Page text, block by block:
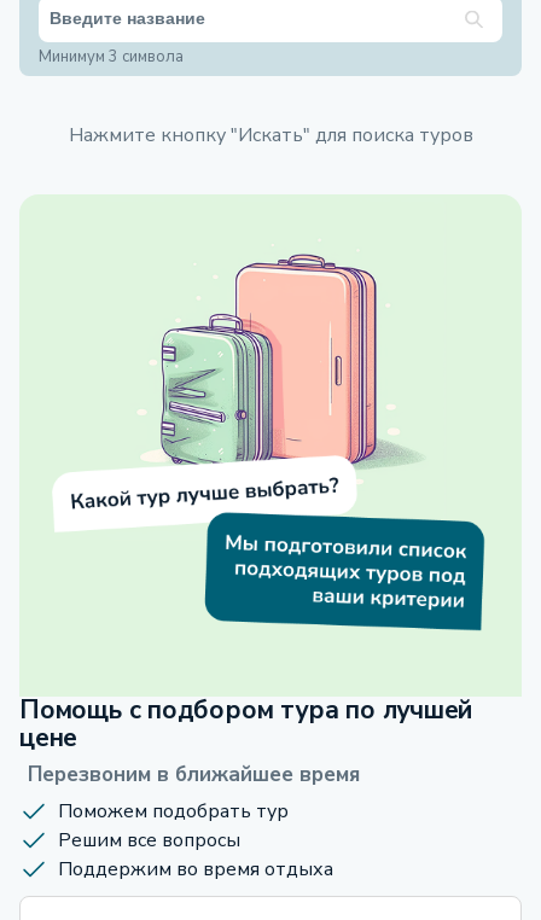
Минимум 3 символа
Нажмите кнопку "Искать" для поиска туров
Помощь с подбором тура по лучшей
цене
Перезвоним в ближайшее время
Поможем подобрать тур
Решим все вопросы
Поддержим во время отдыха